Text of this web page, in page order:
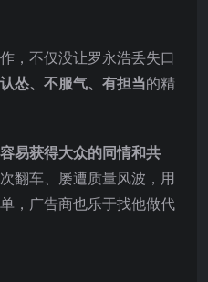
，不仅没让罗永浩丢失口
怂、不服气、有担当的精
易获得大众的同情和共
翻车、屡遭质量风波，用
，广告商也乐于找他做代